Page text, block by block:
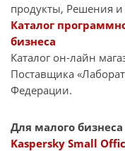
продукты, Решения
Каталог
бизнеса
Каталог он-лайн
Поставщика
Федерации.
Для малого бизнеса
Kaspersky Small